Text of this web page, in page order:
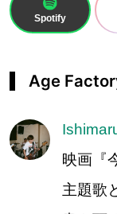
Spotify
Age
映画『
主題歌